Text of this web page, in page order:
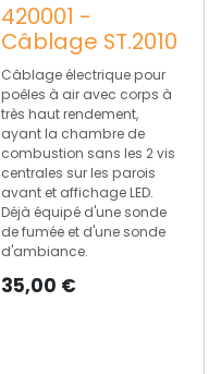
420001 -
Câblage ST.2010
Câblage électrique pour
poêles à air avec corps à
très haut rendement,
ayant la chambre de
combustion sans les 2 vis
centrales sur les parois
avant et affichage LED.
Déjà équipé d'une sonde
de fumée et d'une sonde
d'ambiance.
35,00 €